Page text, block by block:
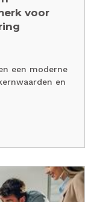
voor
een moderne
en